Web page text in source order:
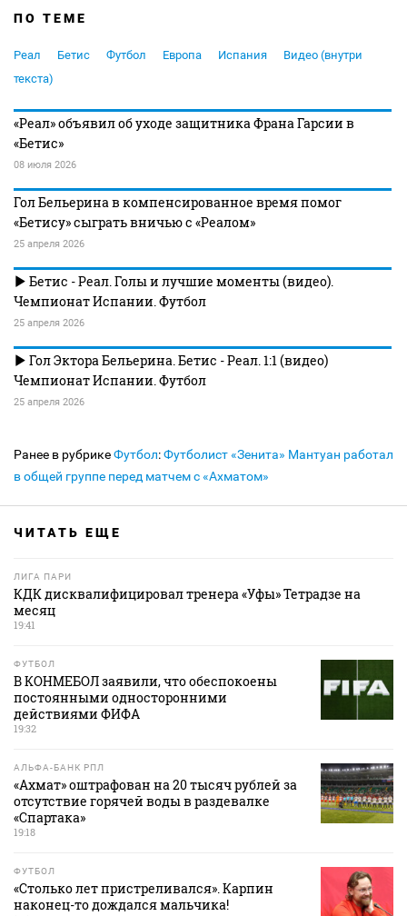
ПО ТЕМЕ
Реал Бетис Футбол Европа Испания
Видео (внутри
текста)
«Реал» объявил об уходе защитника Франа Гарсии в
«Бетис»
08 июля 2026
Гол Бельерина в компенсированное время помог
«Бетису» сыграть вничью с «Реалом»
25 апреля 2026
Бетис - Реал. Голы и лучшие моменты (видео).
Чемпионат Испании. Футбол
25 апреля 2026
Гол Эктора Бельерина. Бетис - Реал. 1:1 (видео)
Чемпионат Испании. Футбол
25 апреля 2026
Ранее в рубрикеФутбол:Футболист «Зенита» Мантуан работал
в общей группе перед матчем с «Ахматом»
ЧИТАТЬ ЕЩЕ
ЛИГА ПАРИ
КДК дисквалифицировал тренера «Уфы» Тетрадзе на
месяц
19:41
ФУТБОЛ
В КОНМЕБОЛ заявили, что обеспокоены
постоянными односторонними
действиями ФИФА
19:32
АЛЬФА-БАНК РПЛ
«Ахмат» оштрафован на 20 тысяч рублей за
отсутствие горячей воды в раздевалке
«Спартака»
19:18
ФУТБОЛ
«Столько лет пристреливался». Карпин
наконец-то дождался мальчика!